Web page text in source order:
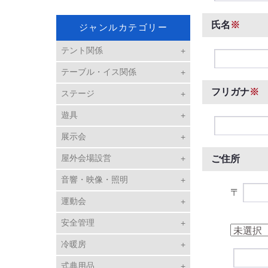
ジャンルカテゴリー
テント関係
テーブル・イス関係
ステージ
遊具
展示会
屋外会場設営
音響・映像・照明
運動会
安全管理
冷暖房
式典用品
氏名 ※
フリガナ※
ご住所
〒